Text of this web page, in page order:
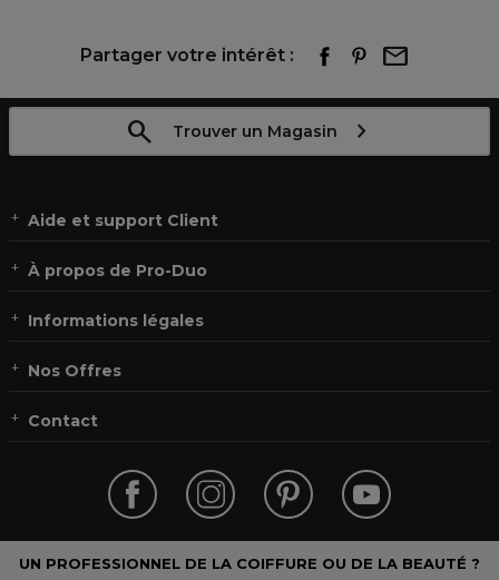
Partager votre intérêt :
Trouver un Magasin
Aide et support Client
À propos de Pro-Duo
Informations légales
Nos Offres
Contact
UN PROFESSIONNEL DE LA COIFFURE OU DE LA BEAUTÉ ?